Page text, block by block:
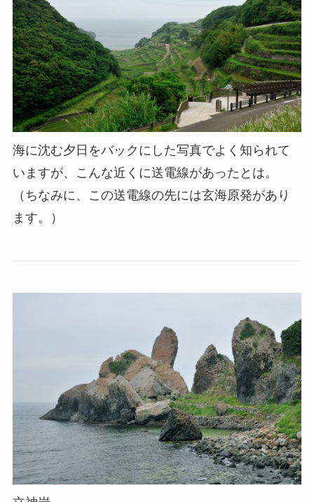
海に沈む夕日をバックにした写真でよく知られて
いますが、こんな近くに送電線があったとは。
（ちなみに、この送電線の先には玄海原発があり
ます。）